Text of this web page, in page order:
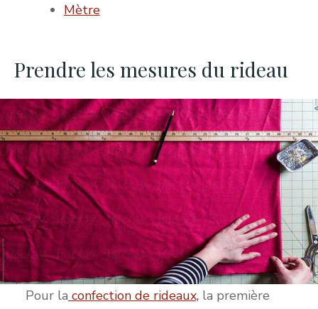
Mètre
Prendre les mesures du rideau
Pour la confection de rideaux,la première